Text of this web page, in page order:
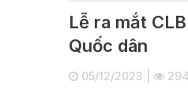
Lễ ra mắt
Quốc dân
05/12/2023 |